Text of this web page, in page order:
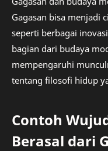
Gagasan bisa menjadi
seperti berbagai
bagian dari budaya
mempengaruhi
tentang filosofi hidup
Contoh
Berasal dari